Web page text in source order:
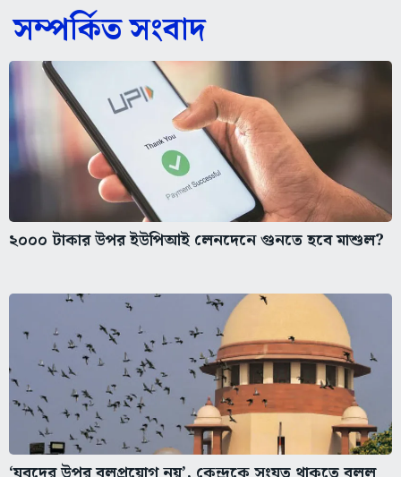
সম্পর্কিত সংবাদ
২০০০ টাকার উপর ইউপিআই লেনদেনে গুনতে হবে মাশুল?